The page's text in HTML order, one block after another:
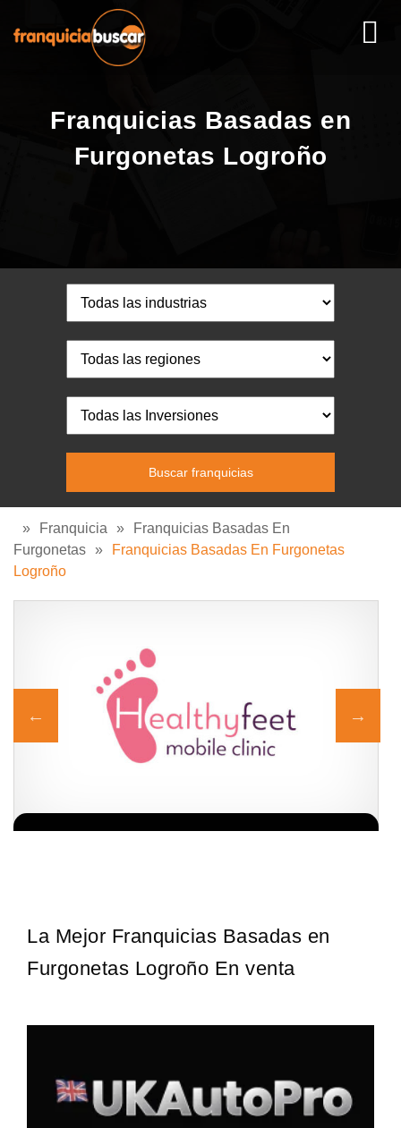
Franquicias Basadas en
Furgonetas Logroño
» Franquicia »
Franquicias Basadas En
Furgonetas »
Franquicias Basadas En Furgonetas
Logroño
La Mejor Franquicias Basadas en
Furgonetas Logroño En venta